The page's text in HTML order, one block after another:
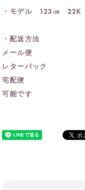
・モデル 123㎝
・配送方法
メール便
レターパック
宅配便
可能です